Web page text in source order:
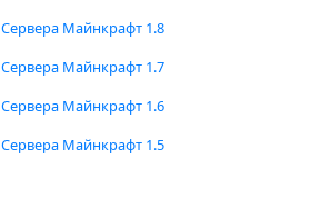
Сервера Майнкрафт 1.8
Сервера Майнкрафт 1.7
Сервера Майнкрафт 1.6
Сервера Майнкрафт 1.5